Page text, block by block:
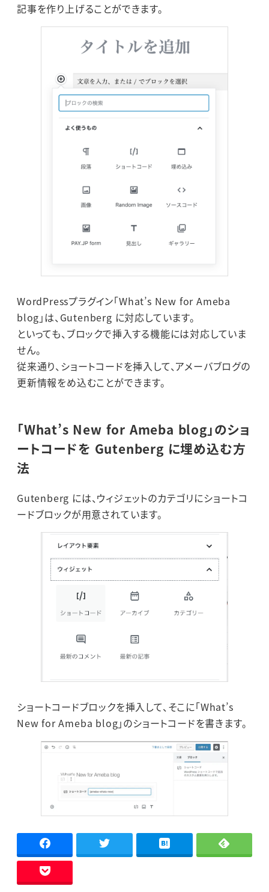
記事を作り上げることができます。
WordPressプラグイン「What’s New for Ameba
blog」は、Gutenberg に対応しています。
といっても、ブロックで挿入する機能には対応していま
せん。
従来通り、ショートコードを挿入して、アメーバブログの
更新情報をめ込むことができます。
「What’s New for Ameba blog」のショ
ートコードを Gutenberg に埋め込む方
法
Gutenberg には、ウィジェットのカテゴリにショートコ
ードブロックが用意されています。
ショートコードブロックを挿入して、そこに「What’s
New for Ameba blog」のショートコードを書きます。